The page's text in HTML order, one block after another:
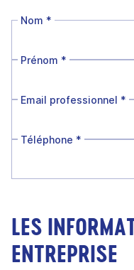
Nom *
Prénom *
Email professionnel *
Téléphone *
LES
ENTREPRISE